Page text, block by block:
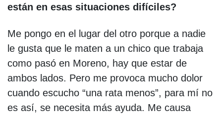
están en esas situaciones difíciles?
Me pongo en el lugar del otro porque a nadie
le gusta que le maten a un chico que trabaja
como pasó en Moreno, hay que estar de
ambos lados. Pero me provoca mucho dolor
cuando escucho “una rata menos”, para mí no
es así, se necesita más ayuda. Me causa